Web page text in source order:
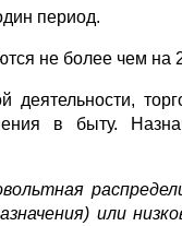
период.
не более чем на
в быту.
или